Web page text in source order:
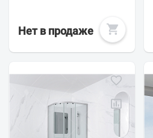
Нет в продаже